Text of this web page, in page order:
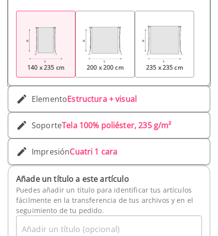
140 x 235 cm 200 x 200 cm 235 x 235 cm
ElementoEstructura + visual
SoporteTela 100% poliéster, 235 g/m²
ImpresiónCuatri 1 cara
Añade un título a este artículo
Puedes añadir un título para identificar tus artículos
fácilmente en la transferencia de tus archivos y en el
seguimiento de tu pedido.
Añadir un título (opcional)